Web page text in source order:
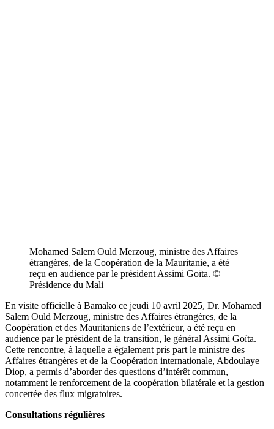
Mohamed Salem Ould Merzoug, ministre des Affaires
étrangères, de la Coopération de la Mauritanie, a été
reçu en audience par le président Assimi Goïta. ©
Présidence du Mali
En visite officielle à Bamako ce jeudi 10 avril 2025, Dr. Mohamed
Salem Ould Merzoug, ministre des Affaires étrangères, de la
Coopération et des Mauritaniens de l’extérieur, a été reçu en
audience par le président de la transition, le général Assimi Goïta.
Cette rencontre, à laquelle a également pris part le ministre des
Affaires étrangères et de la Coopération internationale, Abdoulaye
Diop, a permis d’aborder des questions d’intérêt commun,
notamment le renforcement de la coopération bilatérale et la gestion
concertée des flux migratoires.
Consultations régulières